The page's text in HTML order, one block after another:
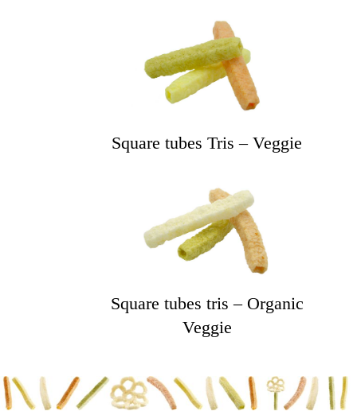
Square tubes Tris – Veggie
Square tubes tris – Organic
Veggie